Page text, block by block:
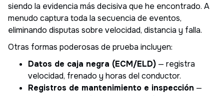
siendo la evidencia más decisiva que he encontrado. A
menudo captura toda la secuencia de eventos,
eliminando disputas sobre velocidad, distancia y falla.
Otras formas poderosas de prueba incluyen:
Datos de caja negra (ECM/ELD) — registra
velocidad, frenado y horas del conductor.
Registros de mantenimiento e inspección —